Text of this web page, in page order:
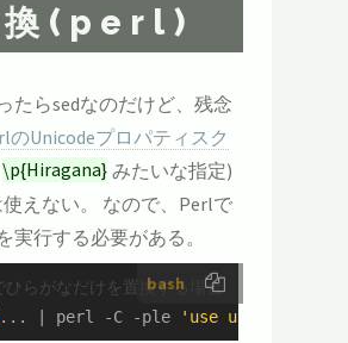
換(perl)
たらsedなのだけど、残念
のUnicodeプロパティスク
\p{Hiragana} みたいな指定)
使えない。 なので、Perlで
実行する必要がある。
bash
らがなだけを置換する場合
| perl -C -ple 'use utf8;s/